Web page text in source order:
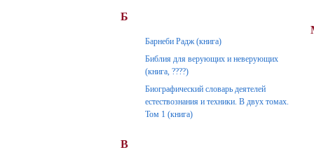
Б
Барнеби Радж (книга)
Библия для верующих и неверующих
(книга, ????)
Биографический словарь деятелей
естествознания и техники. В двух томах.
Том 1 (книга)
В